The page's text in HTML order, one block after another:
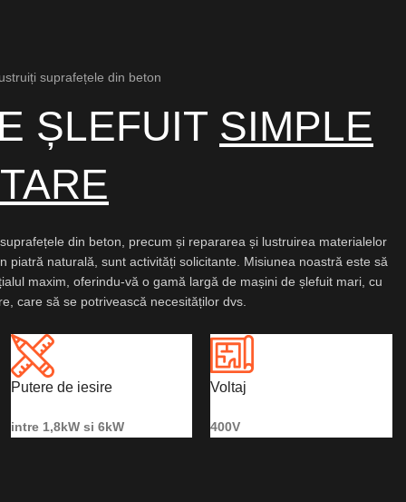
suprafețele din beton
ȘLEFUIT SIMPLE
din beton, precum și repararea și lustruirea materialelor
piatră naturală, sunt activități solicitante. Misiunea noastră este să
maxim, oferindu-vă o gamă largă de mașini de șlefuit mari, cu
care să se potrivească necesităților dvs.
Putere de iesire
intre 1,8kW si 6kW
Voltaj
400V